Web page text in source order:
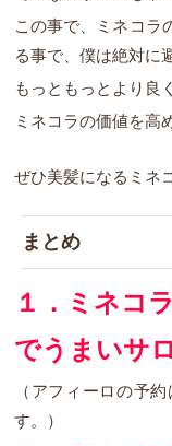
この事で、ミネコラ
る事で、僕は絶対に
もっともっとより良
ミネコラの価値を高
ぜひ美髪になるミネ
まとめ
１．ミネコ
でうまいサ
（アフィーロの予
す。）